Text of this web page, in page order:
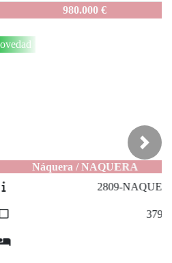
/ NAQUERA
2809-NAQUERA
Next